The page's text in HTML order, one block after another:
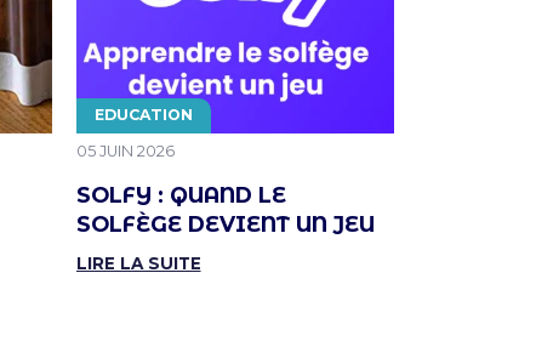
SOLFY : QUAND LE
SOLFÈGE DEVIENT UN JEU
PUBLIÉ LE
05 JUIN 2026
THÉMATIQUE
EDUCATION
LIRE LA SUITE